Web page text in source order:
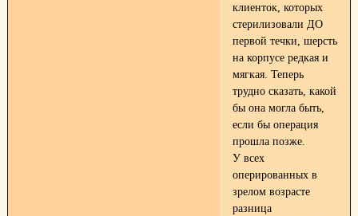
клиенток, которых
стерилизовали ДО
первой течки, шерсть
на корпусе редкая и
мягкая. Теперь
трудно сказать, какой
бы она могла быть,
если бы операция
прошла позже.
У всех
оперированных в
зрелом возрасте
разница